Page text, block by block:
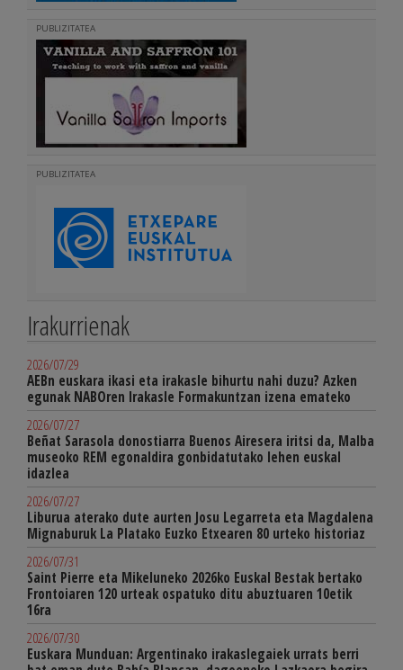
PUBLIZITATEA
PUBLIZITATEA
Irakurrienak
2026/07/29
AEBn euskara ikasi eta irakasle bihurtu nahi duzu? Azken
egunak NABOren Irakasle Formakuntzan izena emateko
2026/07/27
Beñat Sarasola donostiarra Buenos Airesera iritsi da, Malba
museoko REM egonaldira gonbidatutako lehen euskal
idazlea
2026/07/27
Liburua aterako dute aurten Josu Legarreta eta Magdalena
Mignaburuk La Platako Euzko Etxearen 80 urteko historiaz
2026/07/31
Saint Pierre eta Mikeluneko 2026ko Euskal Bestak bertako
Frontoiaren 120 urteak ospatuko ditu abuztuaren 10etik
16ra
2026/07/30
Euskara Munduan: Argentinako irakaslegaiek urrats berri